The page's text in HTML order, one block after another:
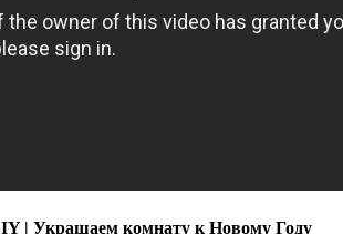
Украшаем комнату к Новому Году